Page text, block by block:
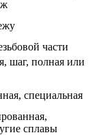
части
шаг, полная или
специальная
сплавы